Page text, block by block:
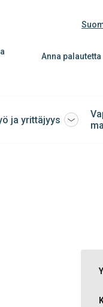
Anna palautetta
ja yrittäjyys Avaa